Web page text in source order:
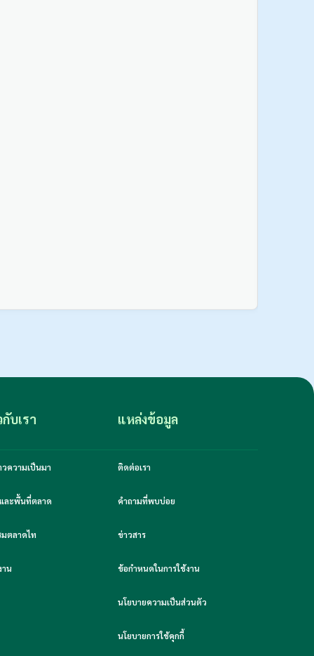
กับเรา
วความเป็นมา
ละพื้นที่ตลาด
ตลาดไท
าน
แหล่งข้อมูล
ติดต่อเรา
คำถามที่พบบ่อย
ข่าวสาร
ข้อกำหนดในการใช้งาน
นโยบายความเป็นส่วนตัว
นโยบายการใช้คุกกี้